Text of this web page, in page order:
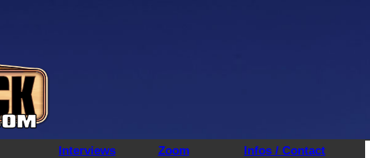
Interviews Zoom Infos / Contact